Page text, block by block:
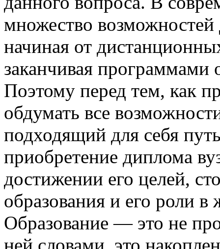
множество возможностей
начиная от
заканчивая
Поэтому перед тем, как
обдумать все
подходящий для себя
приобретение диплома
достижении его целей,
образования и его роли
Образование — это не
ней словами, это